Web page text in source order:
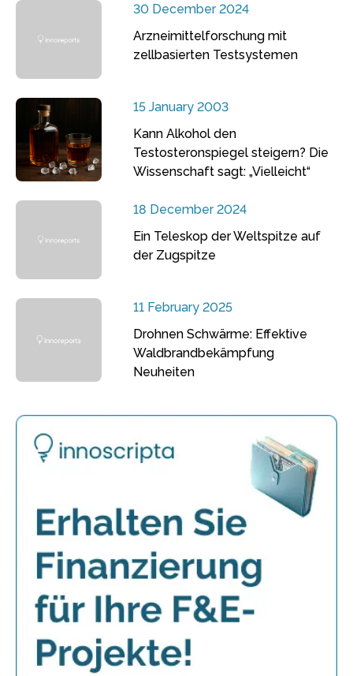
30 December 2024
Arzneimittelforschung mit
zellbasierten Testsystemen
15 January 2003
Kann Alkohol den
Testosteronspiegel steigern? Die
Wissenschaft sagt: „Vielleicht“
18 December 2024
Ein Teleskop der Weltspitze auf
der Zugspitze
11 February 2025
Drohnen Schwärme: Effektive
Waldbrandbekämpfung
Neuheiten